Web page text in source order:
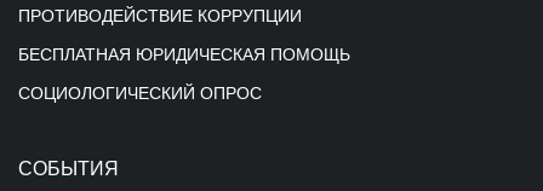
ПРОТИВОДЕЙСТВИЕ КОРРУПЦИИ
БЕСПЛАТНАЯ ЮРИДИЧЕСКАЯ ПОМОЩЬ
СОЦИОЛОГИЧЕСКИЙ ОПРОС
СОБЫТИЯ